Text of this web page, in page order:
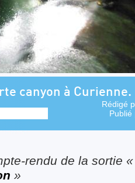
canyon à Curienne.
Rédigé
rendu de la sortie
»